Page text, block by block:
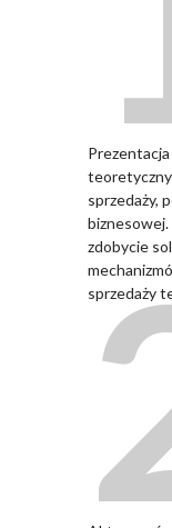
sprzedaży,
zdobycie
sprzedaży